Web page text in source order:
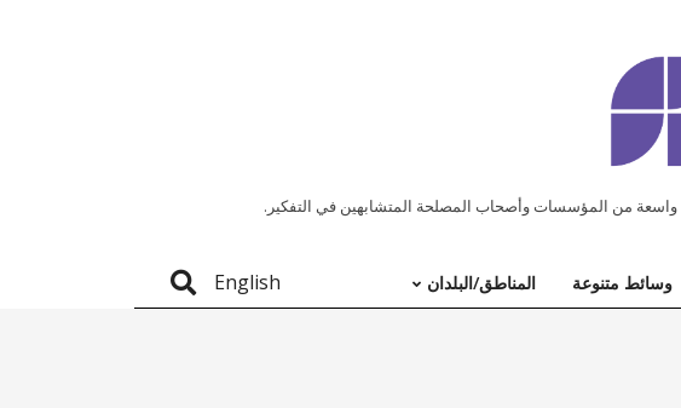
من المؤسسات وأصحاب المصلحة المتشابهين في التفكير.
وسائط متنوعة المناطق/البلدان English